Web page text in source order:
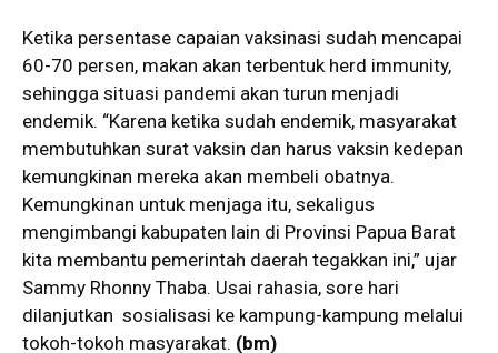
Ketika persentase capaian vaksinasi sudah mencapai
60-70 persen, makan akan terbentuk herd immunity,
sehingga situasi pandemi akan turun menjadi
endemik. “Karena ketika sudah endemik, masyarakat
membutuhkan surat vaksin dan harus vaksin kedepan
kemungkinan mereka akan membeli obatnya.
Kemungkinan untuk menjaga itu, sekaligus
mengimbangi kabupaten lain di Provinsi Papua Barat
kita membantu pemerintah daerah tegakkan ini,” ujar
Sammy Rhonny Thaba. Usai rahasia, sore hari
dilanjutkan sosialisasi ke kampung-kampung melalui
tokoh-tokoh masyarakat. (bm)